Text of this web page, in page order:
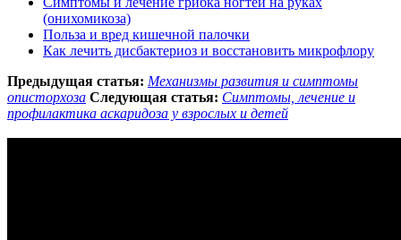
(онихомикоза)
Польза и вред кишечной палочки
Как лечить дисбактериоз и восстановить микрофлору
Предыдущая статья: Механизмы развития и симптомы
описторхоза Следующая статья: Симптомы, лечение и
профилактика аскаридоза у взрослых и детей